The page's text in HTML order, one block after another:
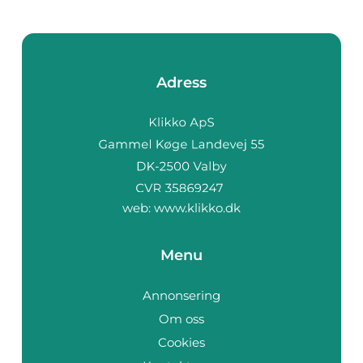
Adress
web: www.klikko.dk
Menu
Annonsering
Om oss
Cookies